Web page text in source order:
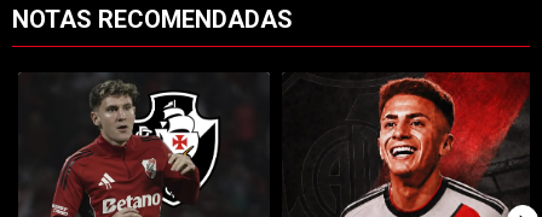
NOTAS RECOMENDADAS
Un artículo de tendencia con el título "River y Vasco da Gama
Un artículo de tendencia con el